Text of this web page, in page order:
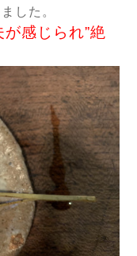
した。
感じられ”絶